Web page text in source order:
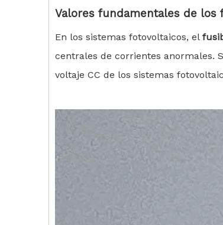
Valores fundamentales de los
En los sistemas fotovoltaicos, el
centrales de corrientes anormales.
voltaje CC de los sistemas